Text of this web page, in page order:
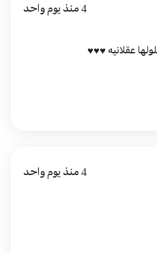
4 منذ يوم واحد
عقلانيه ♥️♥️♥️
4 منذ يوم واحد